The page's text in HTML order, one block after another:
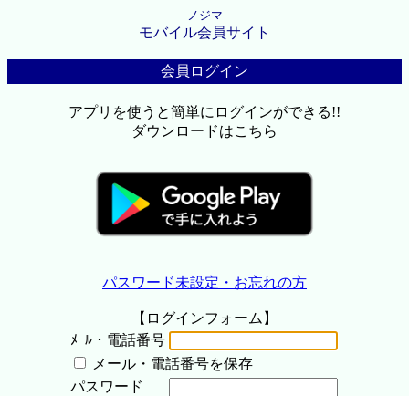
ノジマ
モバイル会員サイト
会員ログイン
アプリを使うと簡単にログインができる!!
ダウンロードはこちら
パスワード未設定・お忘れの方
【ログインフォーム】
ﾒｰﾙ・電話番号
メール・電話番号を保存
パスワード